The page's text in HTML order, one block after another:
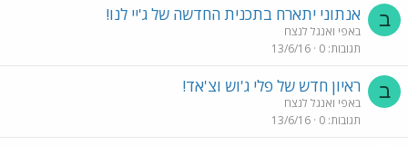
ב אנתוני יתארח בתכנית החדשה של ג'יי לנו!
באפי ואנגל לנצח
תגובות 0
13/6/16
ב ראיון חדש של פלי ג'וש וצ'אד!
באפי ואנגל לנצח
תגובות 0
13/6/16